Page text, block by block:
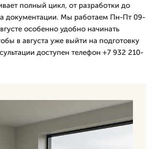
полный цикл, от разработки до
документации. Мы работаем Пн-Пт 09-
особенно удобно начинать
в августа уже выйти на подготовку
доступен телефон +7 932 210-